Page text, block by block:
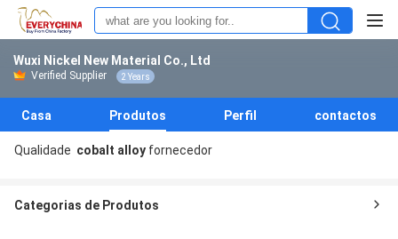
Wuxi Nickel New Material Co., Ltd
Verified Supplier 2 Years
Casa Produtos Perfil contactos
Qualidade cobalt alloy fornecedor
Categorias de Produtos